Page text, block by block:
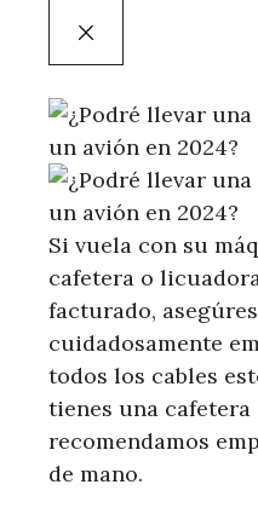
Si vuela con su
cafetera o
facturado,
cuidadosamente
todos los cables
tienes una
recomendamos
de mano.